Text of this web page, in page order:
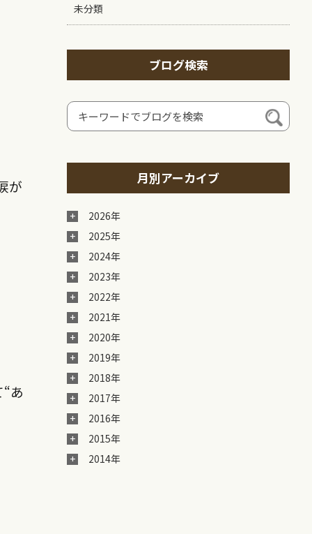
が
あ
未分類
ブログ検索
月別アーカイブ
2026年
2025年
2024年
2023年
2022年
2021年
2020年
2019年
2018年
2017年
2016年
2015年
2014年